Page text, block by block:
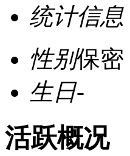
统计信息
性别保密
生日-
活跃概况